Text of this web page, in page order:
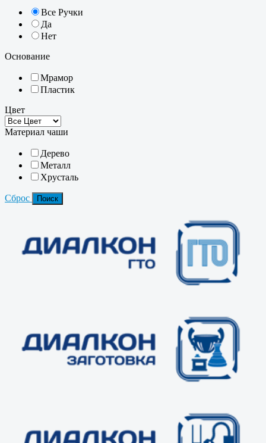
Все Ручки
Да
Нет
Основание
Мрамор
Пластик
Цвет
Материал чаши
Дерево
Металл
Хрусталь
Сброс